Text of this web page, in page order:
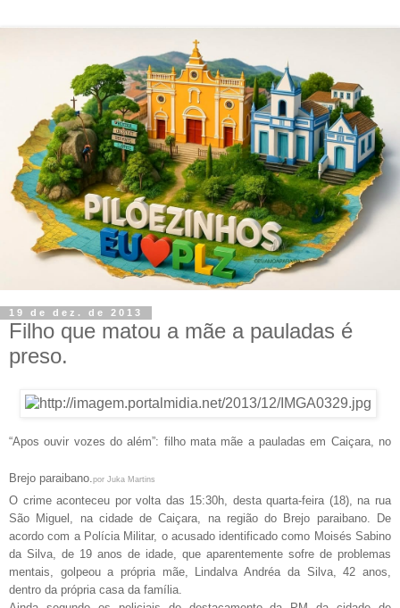
19 de dez. de 2013
Filho que matou a mãe a pauladas é
preso.
“Apos ouvir vozes do além”: filho mata mãe a pauladas em Caiçara, no
Brejo paraibano.por Juka Martins
O crime aconteceu por volta das 15:30h, desta quarta-feira (18), na rua
São Miguel, na cidade de Caiçara, na região do Brejo paraibano. De
acordo com a Polícia Militar, o acusado identificado como Moisés Sabino
da Silva, de 19 anos de idade, que aparentemente sofre de problemas
mentais, golpeou a própria mãe, Lindalva Andréa da Silva, 42 anos,
dentro da própria casa da família.